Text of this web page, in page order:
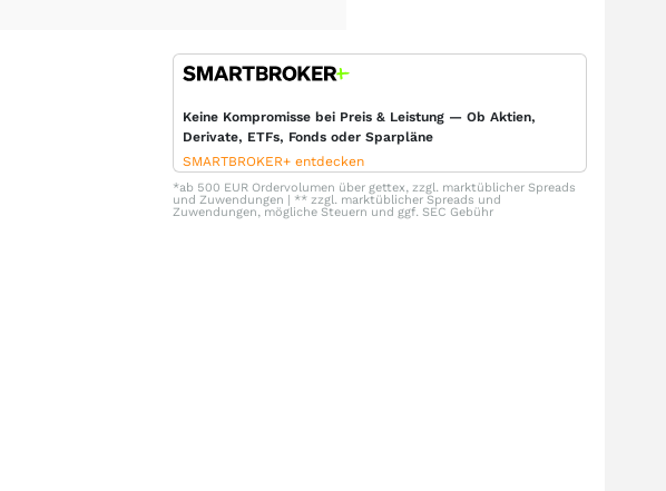
Keine Kompromisse bei Preis & Leistung — Ob Aktien,
Derivate, ETFs, Fonds oder Sparpläne
SMARTBROKER+ entdecken
*ab 500 EUR Ordervolumen über gettex, zzgl. marktüblicher Spreads
und Zuwendungen | ** zzgl. marktüblicher Spreads und
Zuwendungen, mögliche Steuern und ggf. SEC Gebühr